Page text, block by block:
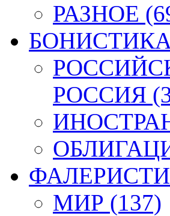
РАЗНОЕ
РОССИЯ
МИР (137)